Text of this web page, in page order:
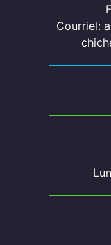
Courriel: